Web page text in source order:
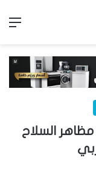
السلاح